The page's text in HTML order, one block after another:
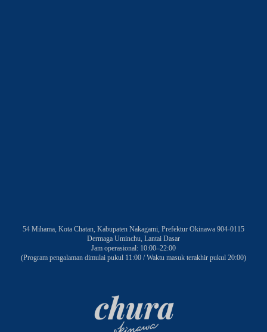
54 Mihama, Kota Chatan, Kabupaten Nakagami, Prefektur Okinawa 904-0115
Dermaga Uminchu, Lantai Dasar
Jam operasional: 10:00–22:00
(Program pengalaman dimulai pukul 11:00 / Waktu masuk terakhir pukul 20:00)